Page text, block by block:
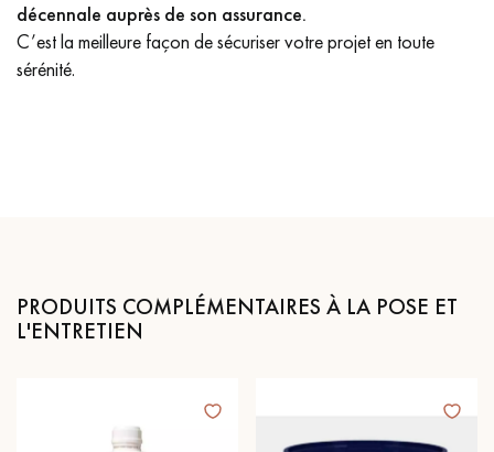
décennale auprès de son assurance.
C’est la meilleure façon de sécuriser votre projet en toute
sérénité.
PRODUITS COMPLÉMENTAIRES À LA POSE ET
L'ENTRETIEN